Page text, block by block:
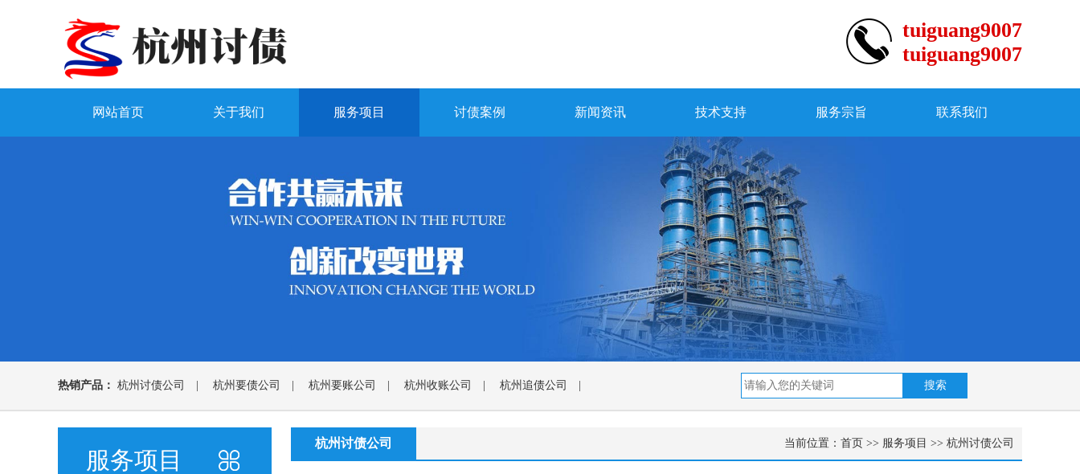
tuiguang9007
tuiguang9007
网站首页 关于我们 服务项目 讨债案例 新闻资讯 技术支持 服务宗旨 联系我们
热销产品： 杭州讨债公司 杭州要债公司 杭州要账公司 杭州收账公司 杭州追债公司
服务项目
当前位置： 首页 >> 服务项目 >> 杭州讨债公司
杭州讨债公司